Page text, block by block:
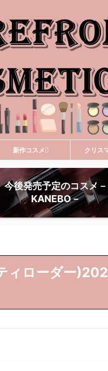
新作コスメ クリス
今後発売予定のコスメ－
KANEBO－
ィローダー